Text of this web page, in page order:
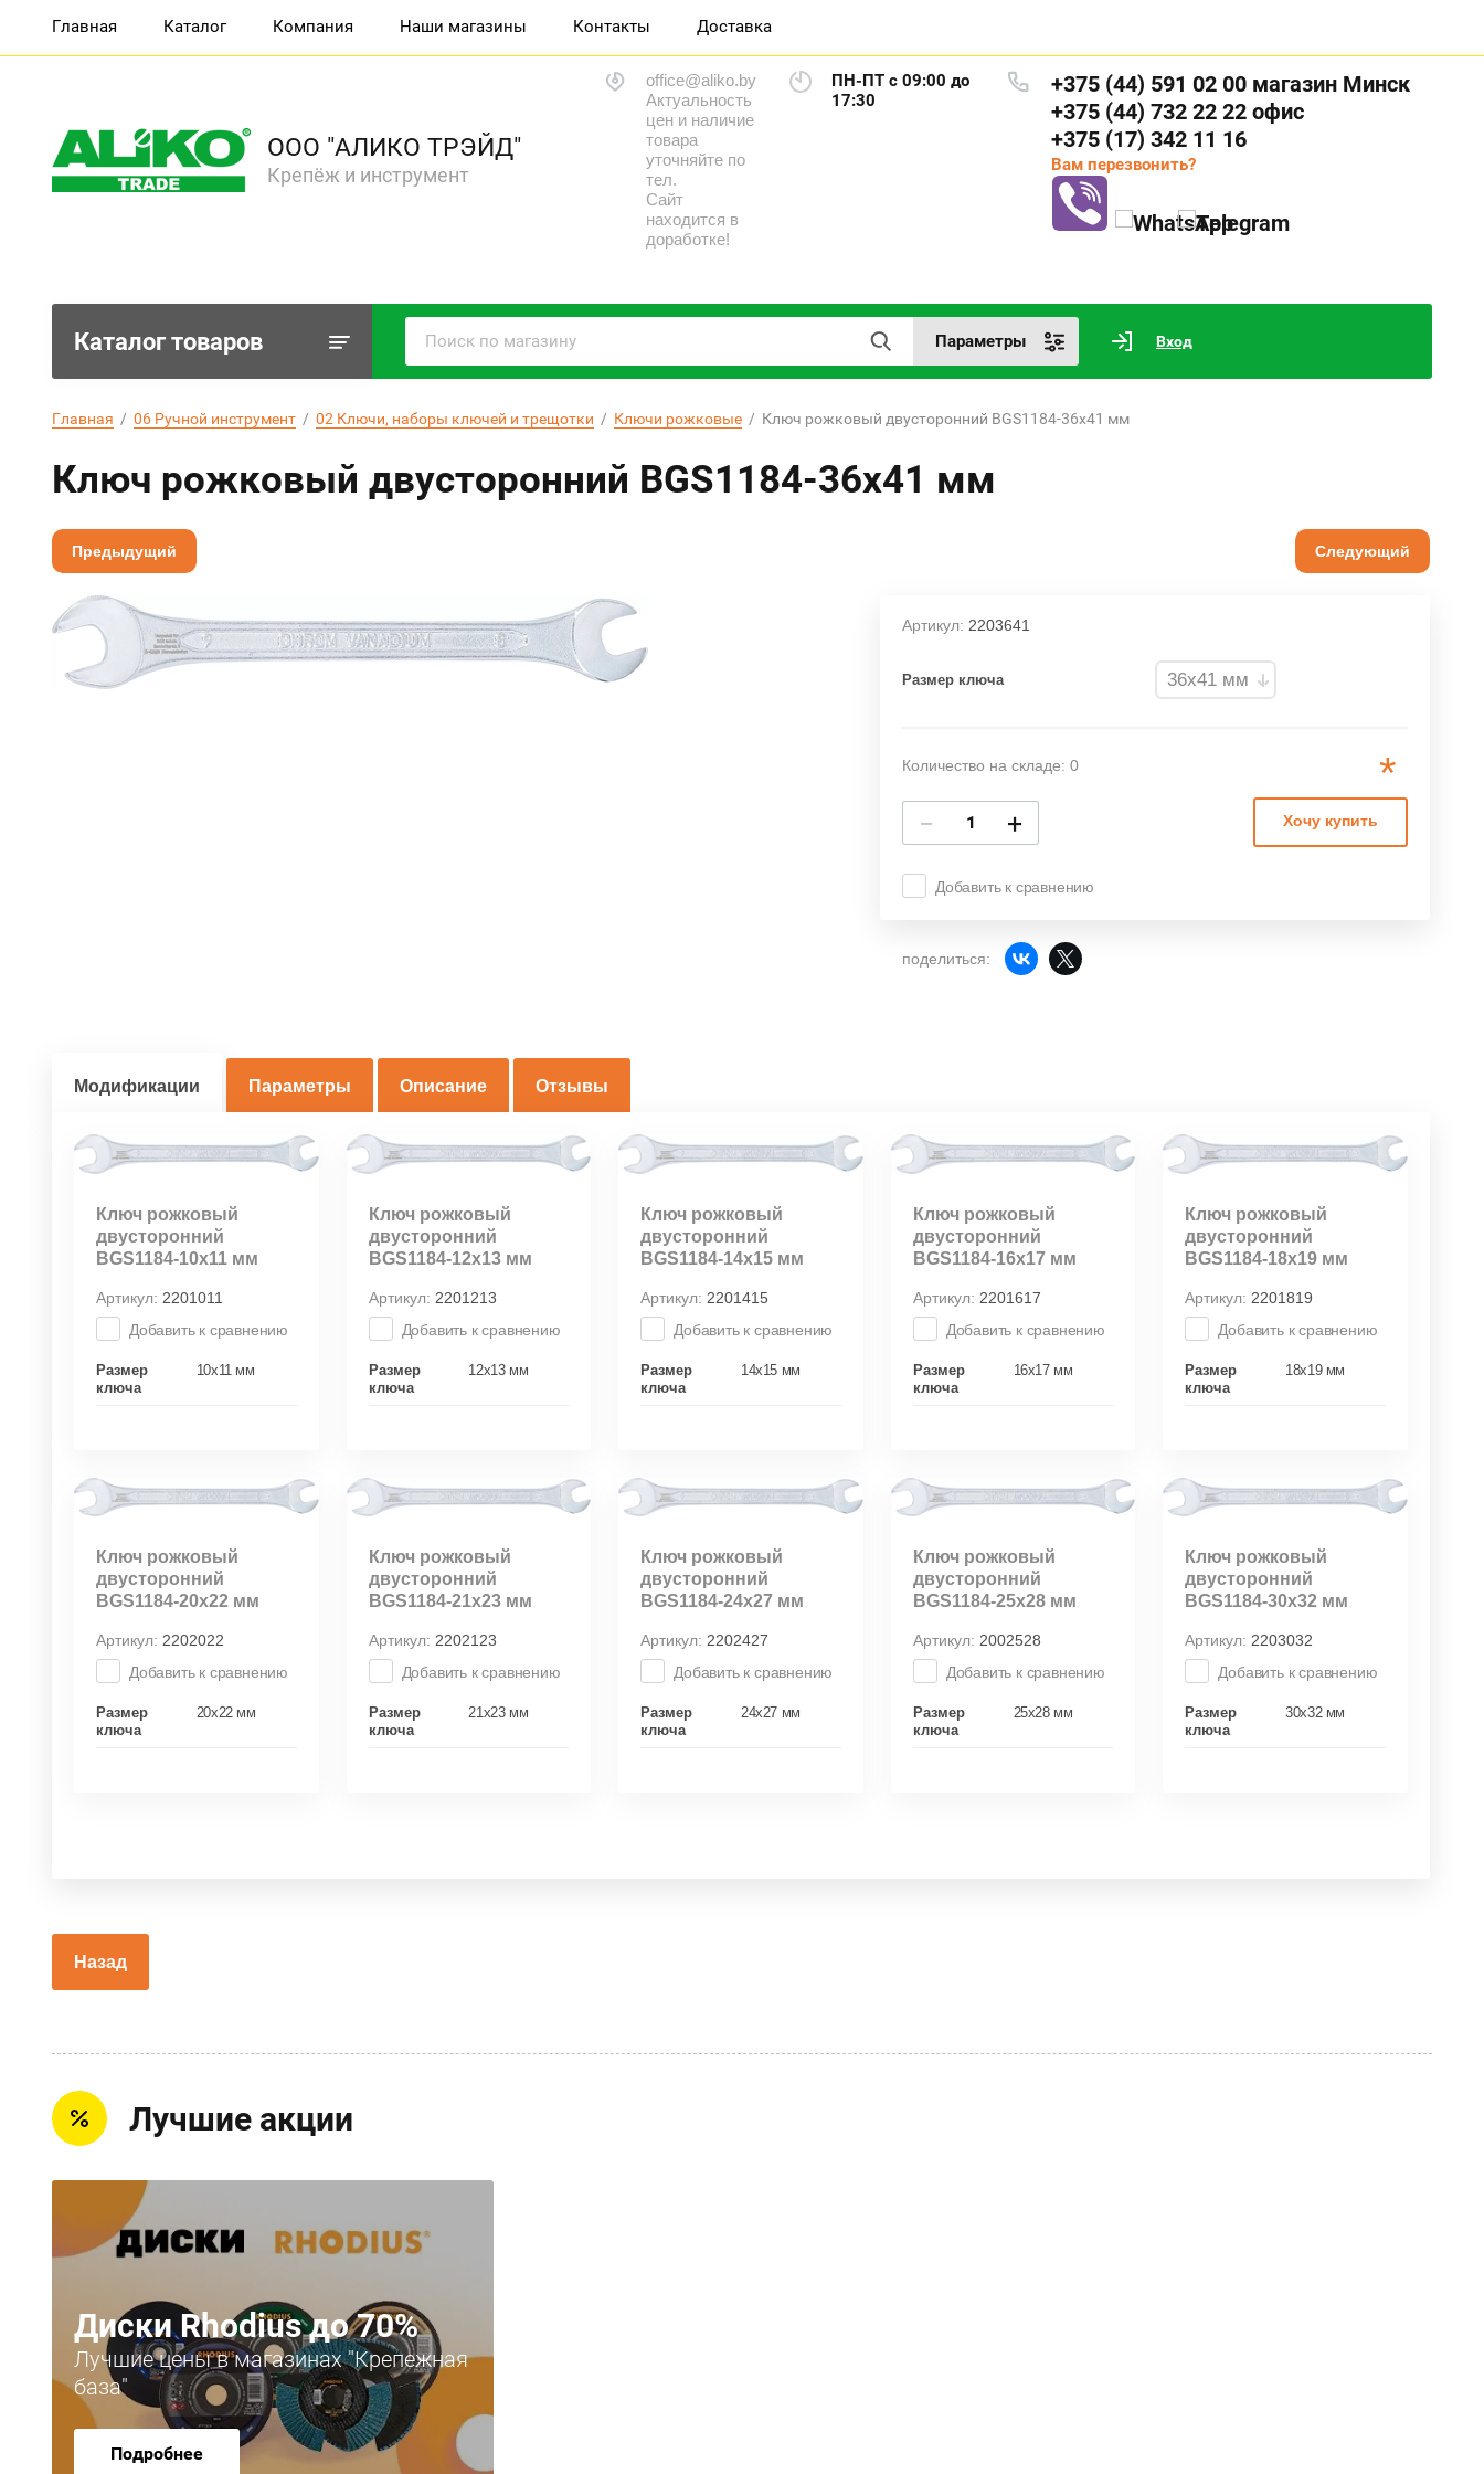
Главная Каталог Компания Наши магазины Контакты Доставка
ООО "АЛИКО ТРЭЙД"
Крепёж и инструмент
office@aliko.by
Актуальность
цен и наличие
товара
уточняйте по
тел.
Сайт
находится в
доработке!
ПН-ПТ с 09:00 до
17:30
+375 (44) 591 02 00 магазин Минск
+375 (44) 732 22 22 офис
+375 (17) 342 11 16
Вам перезвонить?
Каталог товаров Параметры Вход
Главная
  /
06 Ручной инструмент
  /
02 Ключи, наборы ключей и трещотки
  /
Ключи рожковые
  /  Ключ рожковый двусторонний BGS1184-36х41 мм
Ключ рожковый двусторонний BGS1184-36х41 мм
Предыдущий Следующий
Артикул: 2203641
Размер ключа
Количество на складе: 0 *
− + Хочу купить
Добавить к сравнению
поделиться:
Модификации Параметры Описание Отзывы
Ключ рожковый
двусторонний
BGS1184-10х11 мм
Артикул: 2201011
Добавить к сравнению
Размер
ключа
10х11 мм
Ключ рожковый
двусторонний
BGS1184-12х13 мм
Артикул: 2201213
Добавить к сравнению
Размер
ключа
12х13 мм
Ключ рожковый
двусторонний
BGS1184-14х15 мм
Артикул: 2201415
Добавить к сравнению
Размер
ключа
14х15 мм
Ключ рожковый
двусторонний
BGS1184-16х17 мм
Артикул: 2201617
Добавить к сравнению
Размер
ключа
16х17 мм
Ключ рожковый
двусторонний
BGS1184-18х19 мм
Артикул: 2201819
Добавить к сравнению
Размер
ключа
18х19 мм
Ключ рожковый
двусторонний
BGS1184-20х22 мм
Артикул: 2202022
Добавить к сравнению
Размер
ключа
20х22 мм
Ключ рожковый
двусторонний
BGS1184-21х23 мм
Артикул: 2202123
Добавить к сравнению
Размер
ключа
21х23 мм
Ключ рожковый
двусторонний
BGS1184-24х27 мм
Артикул: 2202427
Добавить к сравнению
Размер
ключа
24х27 мм
Ключ рожковый
двусторонний
BGS1184-25х28 мм
Артикул: 2002528
Добавить к сравнению
Размер
ключа
25х28 мм
Ключ рожковый
двусторонний
BGS1184-30х32 мм
Артикул: 2203032
Добавить к сравнению
Размер
ключа
30х32 мм
Назад
Лучшие акции
Диски Rhodius до 70%
Лучшие цены в магазинах "Крепежная
база"
Подробнее